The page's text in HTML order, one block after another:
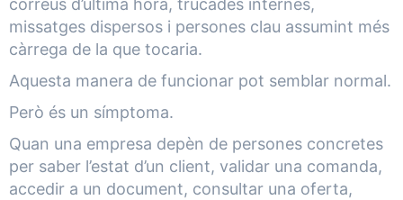
correus d’última hora, trucades internes,
missatges dispersos i persones clau assumint més
càrrega de la que tocaria.
Aquesta manera de funcionar pot semblar normal.
Però és un símptoma.
Quan una empresa depèn de persones concretes
per saber l’estat d’un client, validar una comanda,
accedir a un document, consultar una oferta,